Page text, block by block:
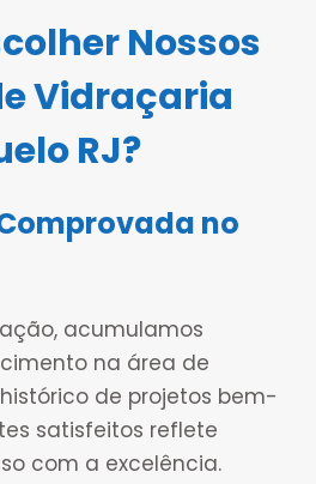
Nossos
Vidraçaria
RJ?
no
acumulamos
na área de
de projetos bem-
satisfeitos reflete
com a excelência.